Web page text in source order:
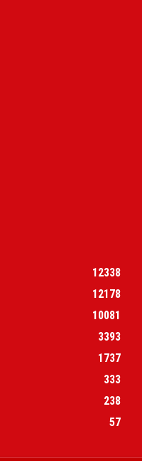
12338
12178
10081
3393
1737
333
238
57